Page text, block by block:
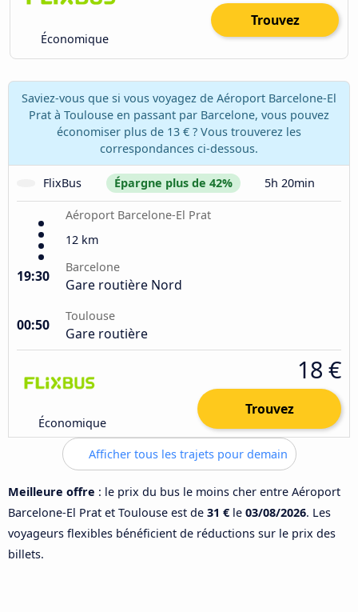
Économique
Trouvez
Saviez-vous que si vous voyagez de Aéroport Barcelone-El
Prat à Toulouse en passant par Barcelone, vous pouvez
économiser plus de 13 € ? Vous trouverez les
correspondances ci-dessous.
FlixBus Épargne plus de 42% 5h 20min
Aéroport Barcelone-El Prat
12 km
19:30
Barcelone
Gare routière Nord
00:50
Toulouse
Gare routière
Économique
18 €
Trouvez
Afficher tous les trajets pour demain
Meilleure offre : le prix du bus le moins cher entre Aéroport
Barcelone-El Prat et Toulouse est de 31 € le 03/08/2026. Les
voyageurs flexibles bénéficient de réductions sur le prix des
billets.